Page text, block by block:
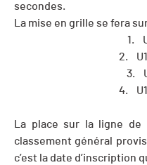
secondes.
La mise en grille se fera
1.
2.
3.
4.
La place sur la ligne
classement général
c’est la date d’inscription